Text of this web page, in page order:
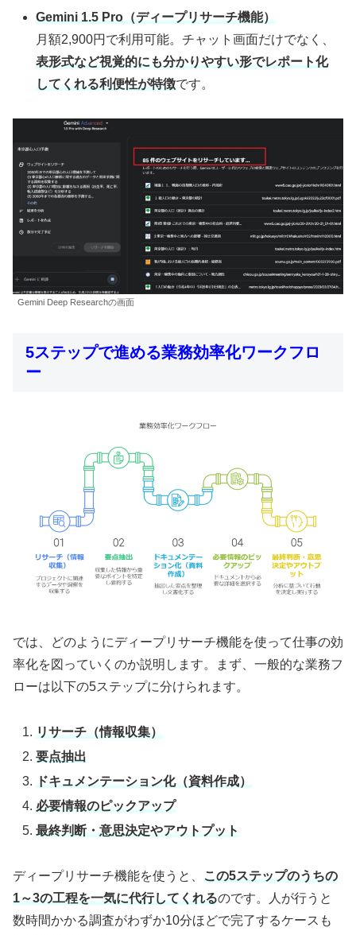
Gemini 1.5 Pro（ディープリサーチ機能）
月額2,900円で利用可能。チャット画面だけでなく、
表形式など視覚的にも分かりやすい形でレポート化
してくれる利便性が特徴です。
Gemini Deep Researchの画面
5ステップで進める業務効率化ワークフロ
ー
では、どのようにディープリサーチ機能を使って仕事の効
率化を図っていくのか説明します。まず、一般的な業務フ
ローは以下の5ステップに分けられます。
リサーチ（情報収集）
要点抽出
ドキュメンテーション化（資料作成）
必要情報のピックアップ
最終判断・意思決定やアウトプット
ディープリサーチ機能を使うと、 この5ステップのうちの
1～3の工程を一気に代行してくれるのです。人が行うと
数時間かかる調査がわずか10分ほどで完了するケースも